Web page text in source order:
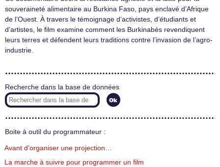
souveraineté alimentaire au Burkina Faso, pays enclavé d’Afrique
de l’Ouest. À travers le témoignage d’activistes, d’étudiants et
d’artistes, le film examine comment les Burkinabés revendiquent
leurs terres et défendent leurs traditions contre l’invasion de l’agro-
industrie.
Recherche dans la base de données
Boite à outil du programmateur :
Avant d’organiser une projection…
La marche à suivre pour programmer un film